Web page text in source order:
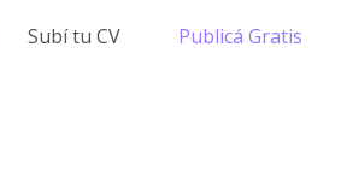
Subí tu CV Publicá Gratis